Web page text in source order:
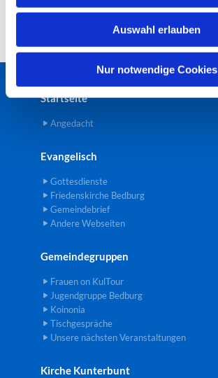
l
Auswahl erlauben
Nur notwendige Cookies
Startseite
Angedacht
Evangelisch
Gottesdienste
Friedenskirche Bedburg
Gemeindebrief
Andere Webseiten
Gemeindegruppen
Frauen on KulTour
Jugendgruppe Bedburg
Koinonia
Tischgespräche
Unsere nächsten Veranstaltungen
Kirche Kunterbunt